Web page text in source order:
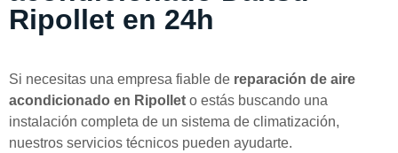
Ripollet en 24h
Si necesitas una empresa fiable de reparación de aire
acondicionado en Ripollet o estás buscando una
instalación completa de un sistema de climatización,
nuestros servicios técnicos pueden ayudarte.